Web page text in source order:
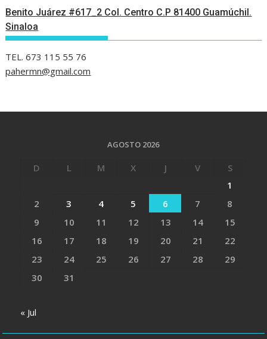
Benito Juárez #617_2 Col. Centro C.P 81400 Guamúchil.
Sinaloa
TEL. 673 115 55 76
pahermn@gmail.com
AGOSTO 2026
D L M X J V
S
1
2
3 4 5 6 7
8
9
10 11 12 13 14
15
16
17 18 19 20 21
22
23
24 25 26 27 28
29
30
31
« Jul